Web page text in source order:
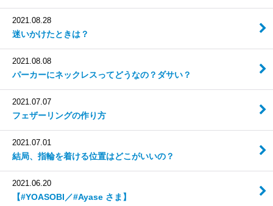
2021.08.28
迷いかけたときは？
2021.08.08
パーカーにネックレスってどうなの？ダサい？
2021.07.07
フェザーリングの作り方
2021.07.01
結局、指輪を着ける位置はどこがいいの？
2021.06.20
【#YOASOBI／#Ayase さま】